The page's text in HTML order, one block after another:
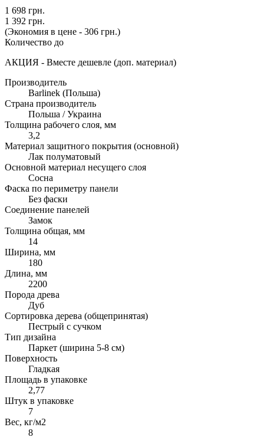
1 698 грн.
1 392 грн.
(Экономия в цене - 306 грн.)
Количество до
АКЦИЯ - Вместе дешевле (доп. материал)
Производитель
Barlinek (Польша)
Страна производитель
Польша / Украина
Толщина рабочего слоя, мм
3,2
Материал защитного покрытия (основной)
Лак полуматовый
Основной материал несущего слоя
Сосна
Фаска по периметру панели
Без фаски
Соединение панелей
Замок
Толщина общая, мм
14
Ширина, мм
180
Длина, мм
2200
Порода древа
Дуб
Сортировка дерева (общепринятая)
Пестрый с сучком
Тип дизайна
Паркет (ширина 5-8 см)
Поверхность
Гладкая
Площадь в упаковке
2,77
Штук в упаковке
7
Вес, кг/м2
8